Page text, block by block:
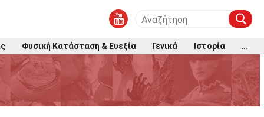
Φυσική Κατάσταση & Ευεξία Γενικά Ιστορία ...